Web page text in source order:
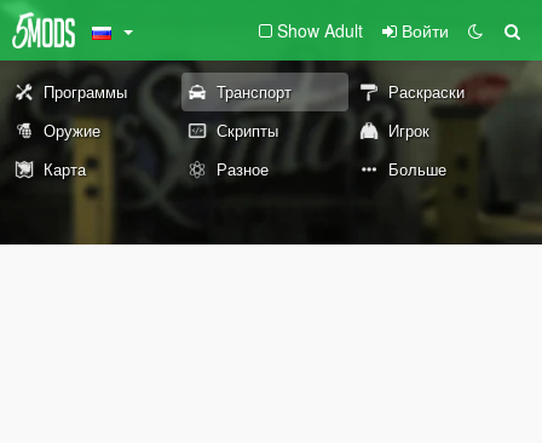
Show Adult Войти
Программы Транспорт
Раскраски
Оружие
Скрипты
Игрок
Карта
Разное Больше